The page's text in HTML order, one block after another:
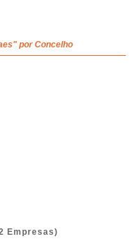
por Concelho
Empresas)